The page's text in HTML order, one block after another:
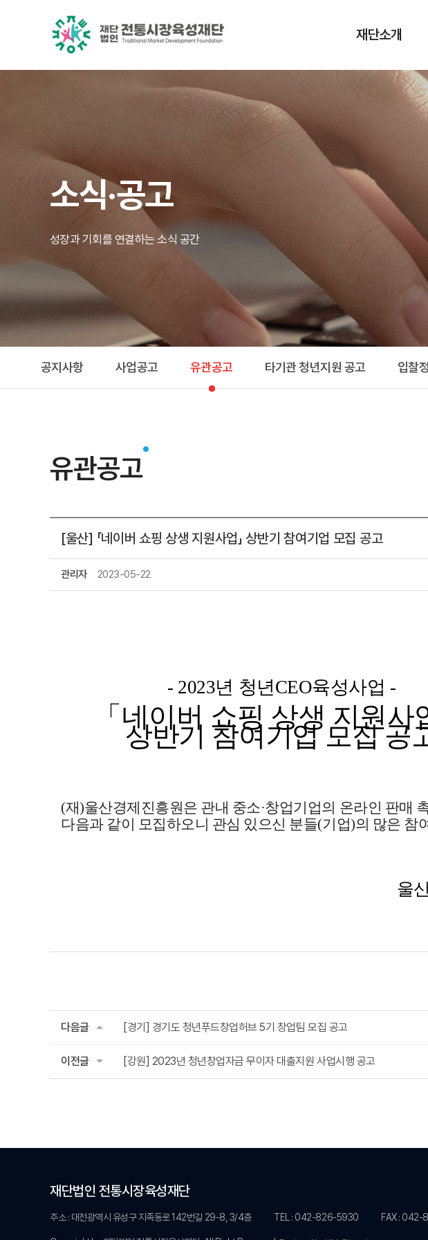
재단소개
CI·슬로건 소개
오시는 길
소식·공고
성장과 기회를 연결하는 소식 공간
공지사항 사업공고 유관공고 타기관 청년지원 공고 입찰
유관공고
[울산] 「네이버 쇼핑 상생 지원사업」 상반기 참여기업 모집 공고
관리자 2023-05-22
- 2023년 청년CEO육성사업 -
「 네이버 쇼핑 상생 지원사
상반기 참여기업 모집 공
(재)울산경제진흥원은 관내 중소·창업기업의 온라인 판매
다음과 같이 모집하오니 관심 있으신 분들(기업)의 많은 참
울
다음글 [경기] 경기도 청년푸드창업허브 5기 창업팀 모집 공고
이전글 [강원] 2023년 청년창업자금 무이자 대출지원 사업시행 공고
재단법인 전통시장육성재단
주소 : 대전광역시 유성구 지족동로 142번길 29-8, 3/4층 TEL : 042-826-5930 FAX : 042-